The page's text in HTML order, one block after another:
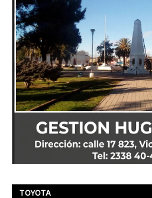
TOYOTA